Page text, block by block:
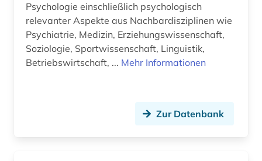
physik (4)
physikalische therapie (1)
politik (1)
Psychologie einschließlich psychologisch
relevanter Aspekte aus Nachbardisziplinen wie
Psychiatrie, Medizin, Erziehungswissenschaft,
Soziologie, Sportwissenschaft, Linguistik,
Betriebswirtschaft, ... Mehr Informationen
Zur Datenbank